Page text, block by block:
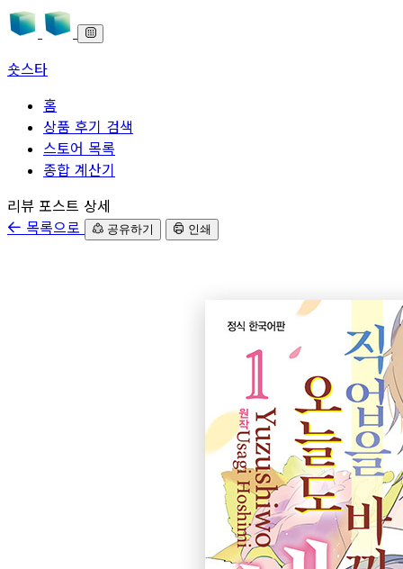
숏스타
홈
상품 후기 검색
스토어 목록
종합 계산기
본문으로 바로가기
리뷰 포스트 상세
목록으로
공유하기 인쇄